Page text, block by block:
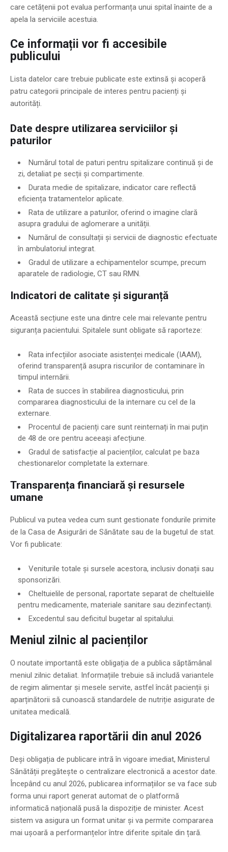
care cetățenii pot evalua performanța unui spital înainte de a
apela la serviciile acestuia.
Ce informații vor fi accesibile
publicului
Lista datelor care trebuie publicate este extinsă și acoperă
patru categorii principale de interes pentru pacienți și
autorități.
Date despre utilizarea serviciilor și
paturilor
Numărul total de paturi pentru spitalizare continuă și de
zi, detaliat pe secții și compartimente.
Durata medie de spitalizare, indicator care reflectă
eficiența tratamentelor aplicate.
Rata de utilizare a paturilor, oferind o imagine clară
asupra gradului de aglomerare a unității.
Numărul de consultații și servicii de diagnostic efectuate
în ambulatoriul integrat.
Gradul de utilizare a echipamentelor scumpe, precum
aparatele de radiologie, CT sau RMN.
Indicatori de calitate și siguranță
Această secțiune este una dintre cele mai relevante pentru
siguranța pacientului. Spitalele sunt obligate să raporteze:
Rata infecțiilor asociate asistenței medicale (IAAM),
oferind transparență asupra riscurilor de contaminare în
timpul internării.
Rata de succes în stabilirea diagnosticului, prin
compararea diagnosticului de la internare cu cel de la
externare.
Procentul de pacienți care sunt reinternați în mai puțin
de 48 de ore pentru aceeași afecțiune.
Gradul de satisfacție al pacienților, calculat pe baza
chestionarelor completate la externare.
Transparența financiară și resursele
umane
Publicul va putea vedea cum sunt gestionate fondurile primite
de la Casa de Asigurări de Sănătate sau de la bugetul de stat.
Vor fi publicate:
Veniturile totale și sursele acestora, inclusiv donații sau
sponsorizări.
Cheltuielile de personal, raportate separat de cheltuielile
pentru medicamente, materiale sanitare sau dezinfectanți.
Excedentul sau deficitul bugetar al spitalului.
Meniul zilnic al pacienților
O noutate importantă este obligația de a publica săptămânal
meniul zilnic detaliat. Informațiile trebuie să includă variantele
de regim alimentar și mesele servite, astfel încât pacienții și
aparținătorii să cunoască standardele de nutriție asigurate de
unitatea medicală.
Digitalizarea raportării din anul 2026
Deși obligația de publicare intră în vigoare imediat, Ministerul
Sănătății pregătește o centralizare electronică a acestor date.
Începând cu anul 2026, publicarea informațiilor se va face sub
forma unui raport generat automat de o platformă
informatică națională pusă la dispoziție de minister. Acest
sistem va asigura un format unitar și va permite compararea
mai ușoară a performanțelor între diferite spitale din țară.